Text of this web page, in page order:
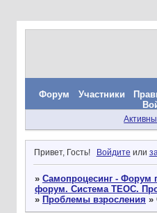
Форум Участники
Привет, Гость! Войдите или
» Самопроцесинг - Форум
форум. Система ТЕОС.
» Проблемы взросления »